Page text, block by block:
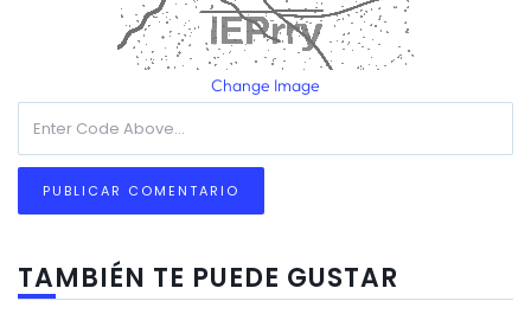
Change Image
TAMBIÉN TE PUEDE GUSTAR